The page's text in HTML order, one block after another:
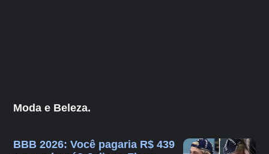
Moda e Beleza.
BBB 2026: Você pagaria R$ 439